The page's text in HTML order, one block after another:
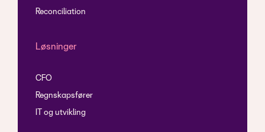
Reconciliation
Løsninger
CFO
Regnskapsfører
IT og utvikling